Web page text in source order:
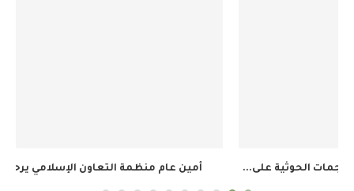
أمين عام منظمة التعاون الإسلامي يرحب باتفاق مكة...